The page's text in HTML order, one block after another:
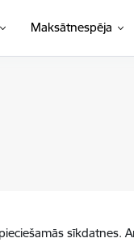
Maksātnespēja